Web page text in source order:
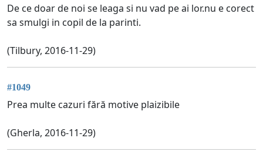
De ce doar de noi se leaga si nu vad pe ai lor.nu e corect
sa smulgi in copil de la parinti.
(Tilbury, 2016-11-29)
#1049
Prea multe cazuri fără motive plaizibile
(Gherla, 2016-11-29)